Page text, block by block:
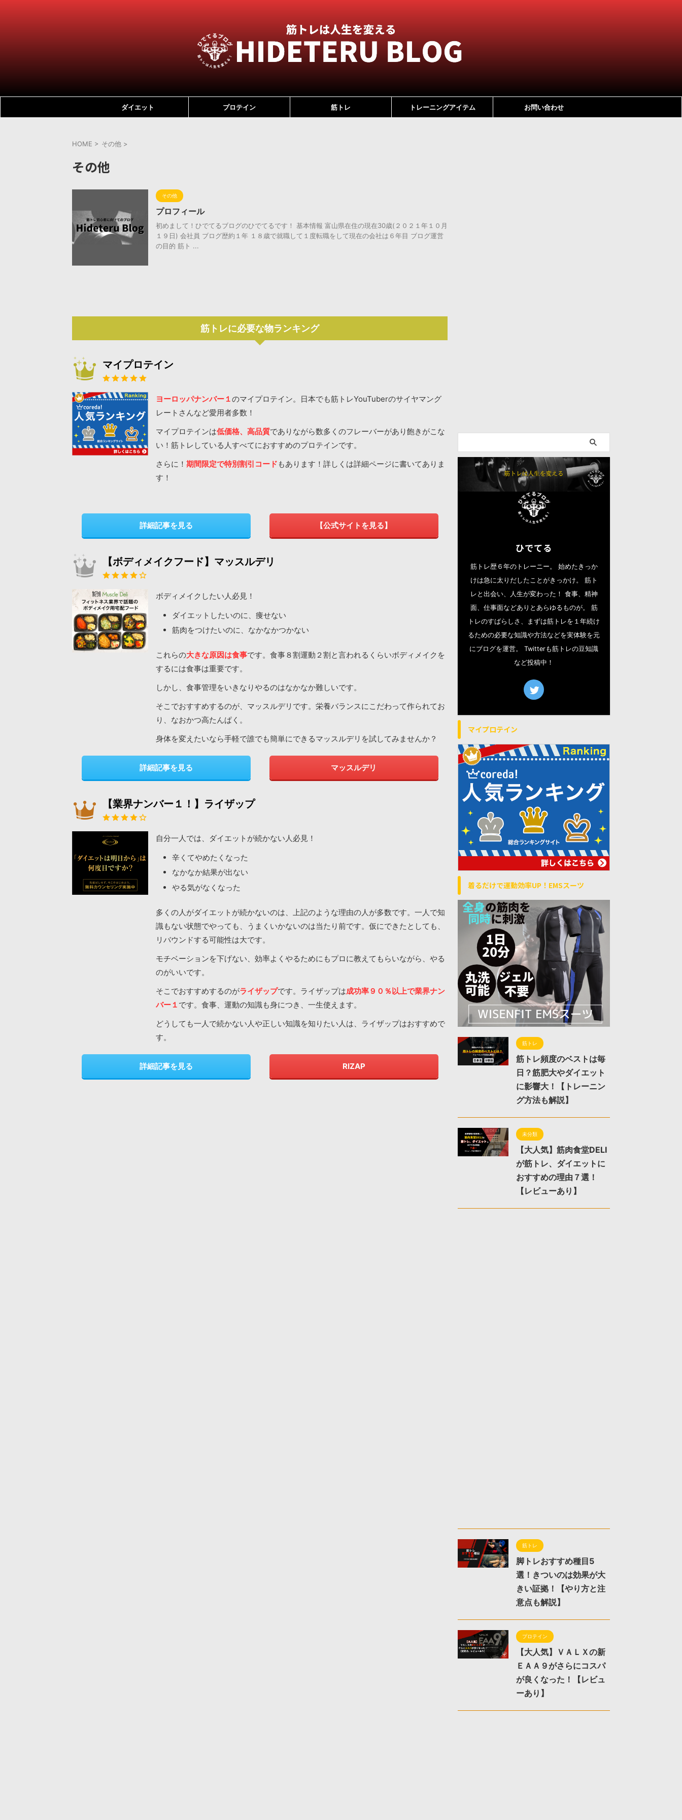
ダイエット プロテイン 筋トレ トレーニングアイテム お問い合わせ
HOME > その他 >
その他
その他
プロフィール
初めまして！ひでてるブログのひでてるです！ 基本情報 富山県在住の現在30歳(２０２１年１０月
１９日) 会社員 ブログ歴約１年 １８歳で就職して１度転職をして現在の会社は６年目 ブログ運営
の目的 筋ト ...
筋トレに必要な物ランキング
マイプロテイン
ヨーロッパナンバー１のマイプロテイン。日本でも筋トレYouTuberのサイヤマング
レートさんなど愛用者多数！
マイプロテインは低価格、高品質でありながら数多くのフレーバーがあり飽きがこな
い！筋トレしている人すべてにおすすめのプロテインです。
さらに！ 期間限定で特別割引コード もあります！詳しくは詳細ページに書いてありま
す！
詳細記事を見る 【公式サイトを見る】
【ボディメイクフード】マッスルデリ
ボディメイクしたい人必見！
ダイエットしたいのに、痩せない
筋肉をつけたいのに、なかなかつかない
これらの大きな原因は食事です。食事８割運動２割と言われるくらいボディメイクを
するには食事は重要です。
しかし、食事管理をいきなりやるのはなかなか難しいです。
そこでおすすめするのが、マッスルデリです。栄養バランスにこだわって作られてお
り、なおかつ高たんぱく。
身体を変えたいなら手軽で誰でも簡単にできるマッスルデリを試してみませんか？
詳細記事を見る マッスルデリ
【業界ナンバー１！】ライザップ
自分一人では、ダイエットが続かない人必見！
辛くてやめたくなった
なかなか結果が出ない
やる気がなくなった
多くの人がダイエットが続かないのは、上記のような理由の人が多数です。一人で知
識もない状態でやっても、うまくいかないのは当たり前です。仮にできたとしても、
リバウンドする可能性は大です。
モチベーションを下げない、効率よくやるためにもプロに教えてもらいながら、やる
のがいいです。
そこでおすすめするのがライザップです。ライザップは成功率９０％以上で業界ナン
バー１ です。食事、運動の知識も身につき、一生使えます。
どうしても一人で続かない人や正しい知識を知りたい人は、ライザップはおすすめで
す。
詳細記事を見る RIZAP
ひでてる
筋トレ歴６年のトレーニー。 始めたきっか
けは急に太りだしたことがきっかけ。 筋ト
レと出会い、人生が変わった！ 食事、精神
面、仕事面などありとあらゆるものが。 筋
トレのすばらしさ、まずは筋トレを１年続け
るための必要な知識や方法などを実体験を元
にブログを運営。 Twitterも筋トレの豆知識
など投稿中！
マイプロテイン
着るだけで運動効率UP！EMSスーツ
筋トレ
筋トレ頻度のベストは毎
日？筋肥大やダイエット
に影響大！【トレーニン
グ方法も解説】
未分類
【大人気】筋肉食堂DELI
が筋トレ、ダイエットに
おすすめの理由７選！
【レビューあり】
筋トレ
脚トレおすすめ種目5
選！きついのは効果が大
きい証拠！【やり方と注
意点も解説】
プロテイン
【大人気】ＶＡＬＸの新
ＥＡＡ９がさらにコスパ
が良くなった！【レビュ
ーあり】